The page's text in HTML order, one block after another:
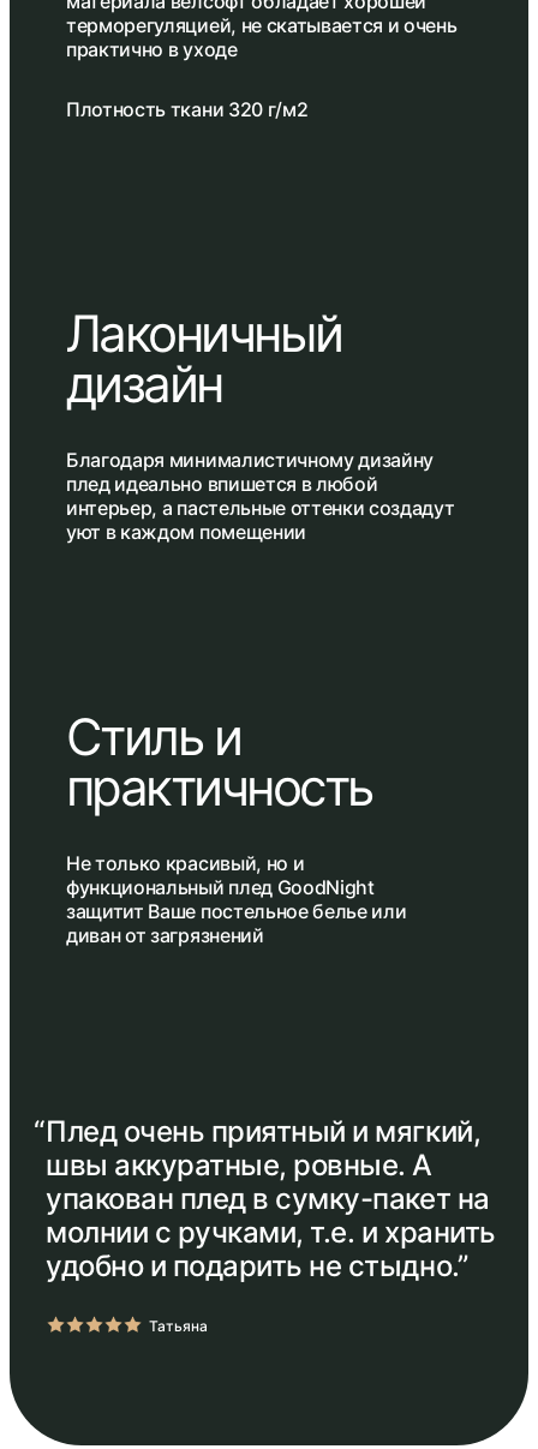
терморегуляцией, не скатывается и очень
практично в уходе
Плотность ткани 320 г/м2
Лаконичный
дизайн
Благодаря минималистичному дизайну
плед идеально впишется в любой
интерьер, а пастельные оттенки создадут
уют в каждом помещении
Стиль и
практичность
Не только красивый, но и
функциональный плед GoodNight
защитит Ваше постельное белье или
диван от загрязнений
“Плед очень приятный и мягкий,
швы аккуратные, ровные. А
упакован плед в сумку-пакет на
молнии с ручками, т.е. и хранить
удобно и подарить не стыдно.”
Татьяна